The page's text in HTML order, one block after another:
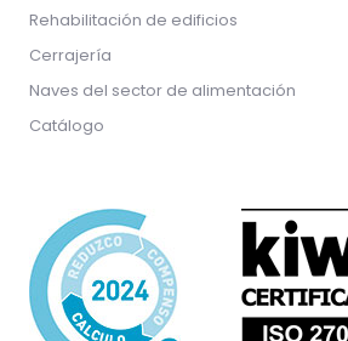
Rehabilitación de edificios
Cerrajería
Naves del sector de alimentación
Catálogo